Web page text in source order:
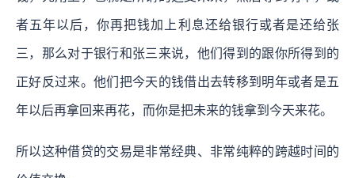
者五年以后，你再把钱加上利息还给银行或者是还给张
三，那么对于银行和张三来说，他们得到的跟你所得到的
正好反过来。他们把今天的钱借出去转移到明年或者是五
年以后再拿回来再花，而你是把未来的钱拿到今天来花。
所以这种借贷的交易是非常经典、非常纯粹的跨越时间的